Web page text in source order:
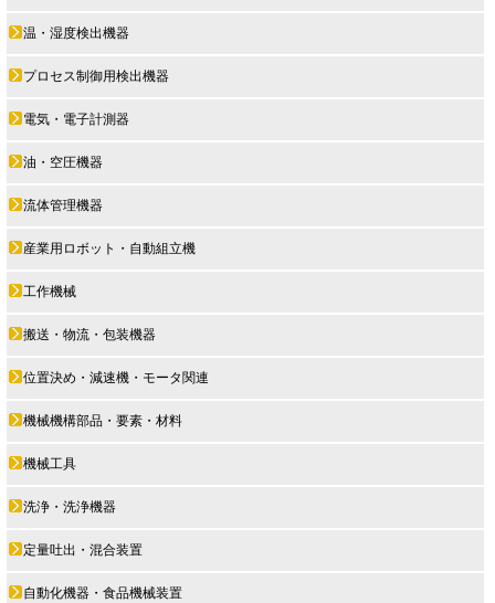
温・湿度検出機器
プロセス制御用検出機器
電気・電子計測器
油・空圧機器
流体管理機器
産業用ロボット・自動組立機
工作機械
搬送・物流・包装機器
位置決め・減速機・モータ関連
機械機構部品・要素・材料
機械工具
洗浄・洗浄機器
定量吐出・混合装置
自動化機器・食品機械装置